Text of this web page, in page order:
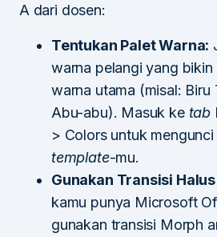
A dari dosen:
Tentukan Palet Warna:
warna pelangi yang
warna utama (misal: Biru
Abu-abu). Masuk ke tab
> Colors untuk
template-mu.
Gunakan Transisi
kamu punya Microsoft
gunakan transisi Morph